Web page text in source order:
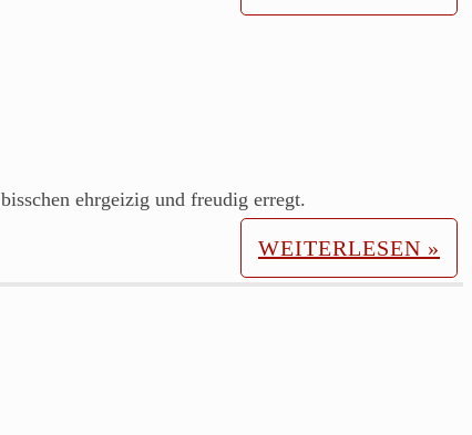
ehrgeizig und freudig erregt.
WEITERLESEN »